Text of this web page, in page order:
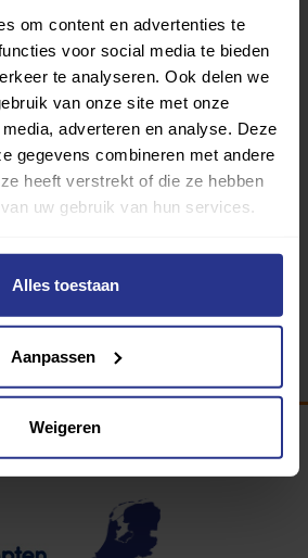
om content en advertenties te
voor social media te bieden
te analyseren. Ook delen we
van onze site met onze
adverteren en analyse. Deze
gegevens combineren met andere
heeft verstrekt of die ze hebben
uw gebruik van hun services.
Alles toestaan
Aanpassen
Weigeren